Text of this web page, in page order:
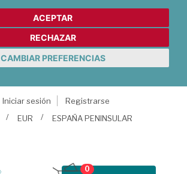
ACEPTAR
RECHAZAR
CAMBIAR PREFERENCIAS
Iniciar sesión
Registrarse
EUR ESPAÑA PENINSULAR
0